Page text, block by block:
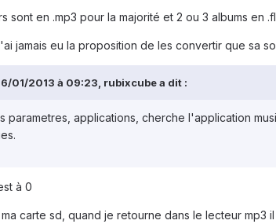
sont en .mp3 pour la majorité et 2 ou 3 albums en
jamais eu la proposition de les convertir que sa
01/2013 à 09:23, rubixcube a dit :
parametres, applications, cherche l'application
à 0
carte sd, quand je retourne dans le lecteur mp3